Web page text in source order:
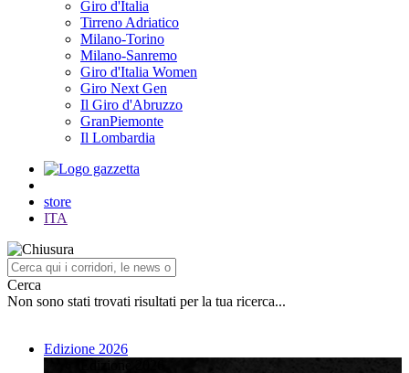
Giro d'Italia
Tirreno Adriatico
Milano-Torino
Milano-Sanremo
Giro d'Italia Women
Giro Next Gen
Il Giro d'Abruzzo
GranPiemonte
Il Lombardia
store
ITA
Cerca
Non sono stati trovati risultati per la tua ricerca...
Edizione 2026